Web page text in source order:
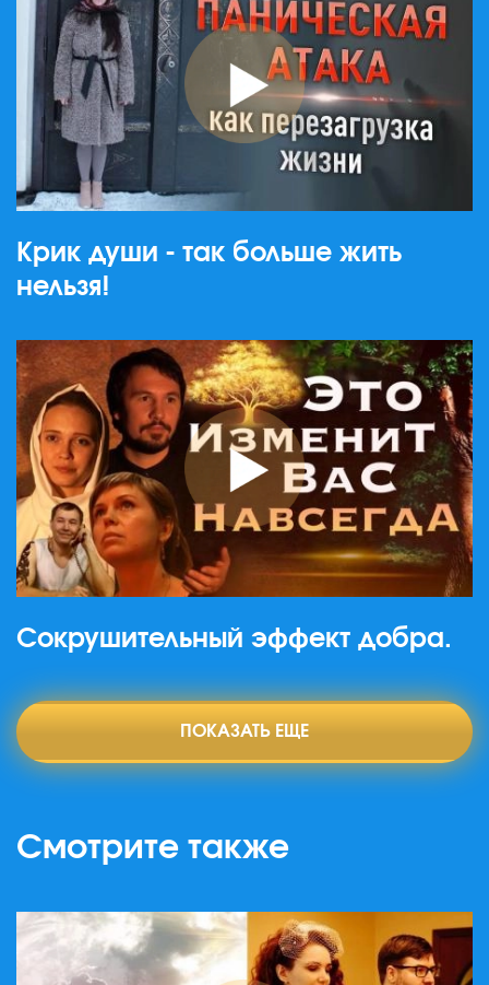
Крик души - так больше жить
нельзя!
Сокрушительный эффект добра.
ПОКАЗАТЬ ЕЩЕ
Смотрите также